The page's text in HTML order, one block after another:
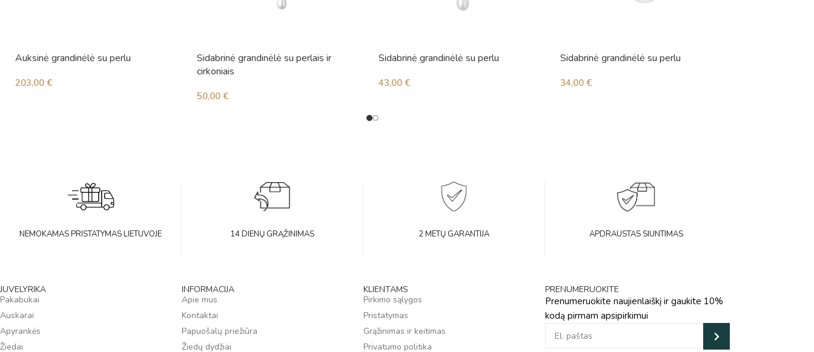
Auksinė grandinėlė su perlu
203,00 €
Sidabrinė grandinėlė su perlais ir
cirkoniais
50,00 €
Sidabrinė grandinėlė su perlu
43,00 €
Sidabrinė grandinėlė su perlu
34,00 €
NEMOKAMAS PRISTATYMAS LIETUVOJE 14 DIENŲ GRĄŽINIMAS 2 METŲ GARANTIJA APDRAUSTAS SIUNTIMAS
JUVELYRIKA
Pakabukai
Auskarai
Apyrankės
Žiedai
INFORMACIJA
Apie mus
Kontaktai
Papuošalų priežiūra
Žiedų dydžiai
KLIENTAMS
Pirkimo sąlygos
Pristatymas
Grąžinimas ir keitimas
Privatumo politika
PRENUMERUOKITE
Prenumeruokite naujienlaiškį ir gaukite 10%
kodą pirmam apsipirkimui